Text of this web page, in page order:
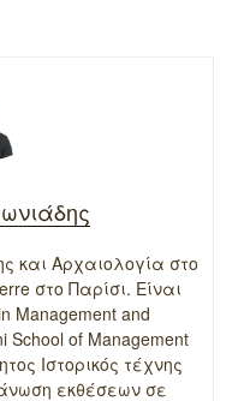
και Αρχαιολογία στο
στο Παρίσι. Είναι
Management and
School of Management
Ιστορικός τέχνης
εκθέσεων σε